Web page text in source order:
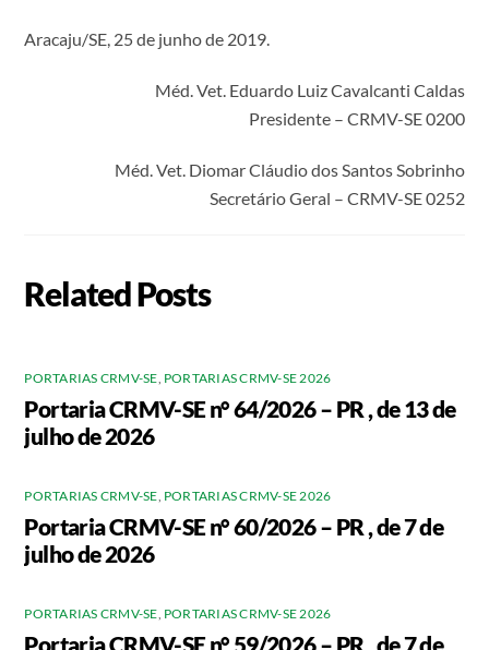
Aracaju/SE, 25 de junho de 2019.
Méd. Vet. Eduardo Luiz Cavalcanti Caldas
Presidente – CRMV-SE 0200
Méd. Vet. Diomar Cláudio dos Santos Sobrinho
Secretário Geral – CRMV-SE 0252
Related Posts
PORTARIAS CRMV-SE, PORTARIAS CRMV-SE 2026
Portaria CRMV-SE n° 64/2026 – PR , de 13 de
julho de 2026
PORTARIAS CRMV-SE, PORTARIAS CRMV-SE 2026
Portaria CRMV-SE n° 60/2026 – PR , de 7 de
julho de 2026
PORTARIAS CRMV-SE, PORTARIAS CRMV-SE 2026
Portaria CRMV-SE n° 59/2026 – PR , de 7 de